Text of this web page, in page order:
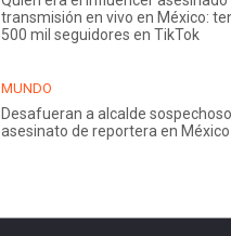
transmisión en vivo en México:
500 mil seguidores en TikTok
MUNDO
Desafueran a alcalde
asesinato de reportera en México